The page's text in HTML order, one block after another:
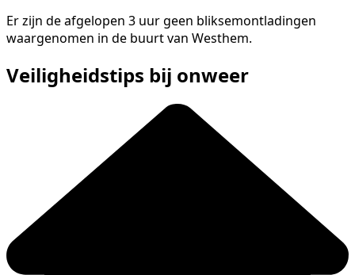
Er zijn de afgelopen 3 uur geen bliksemontladingen
waargenomen in de buurt van Westhem.
Veiligheidstips bij onweer